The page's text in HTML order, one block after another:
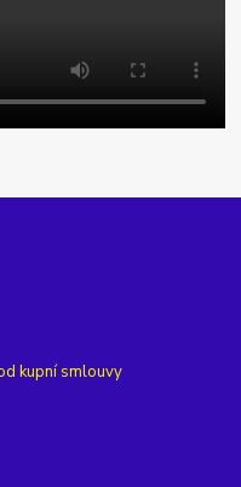
kupní smlouvy